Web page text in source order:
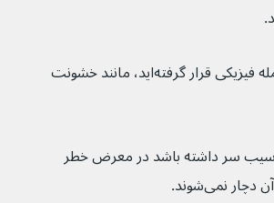
بارها مورد حمله فیزیکی قرار گرفته‌اید، مانند خشونت
سر داشته باشد در معرض خطر
نمی‌شوند.